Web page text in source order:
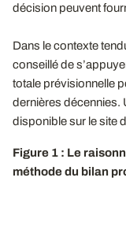
décision peuvent
Dans le contexte
conseillé de
totale prévisionnelle
dernières décennies.
disponible sur le site
Figure 1 : Le
méthode du bilan